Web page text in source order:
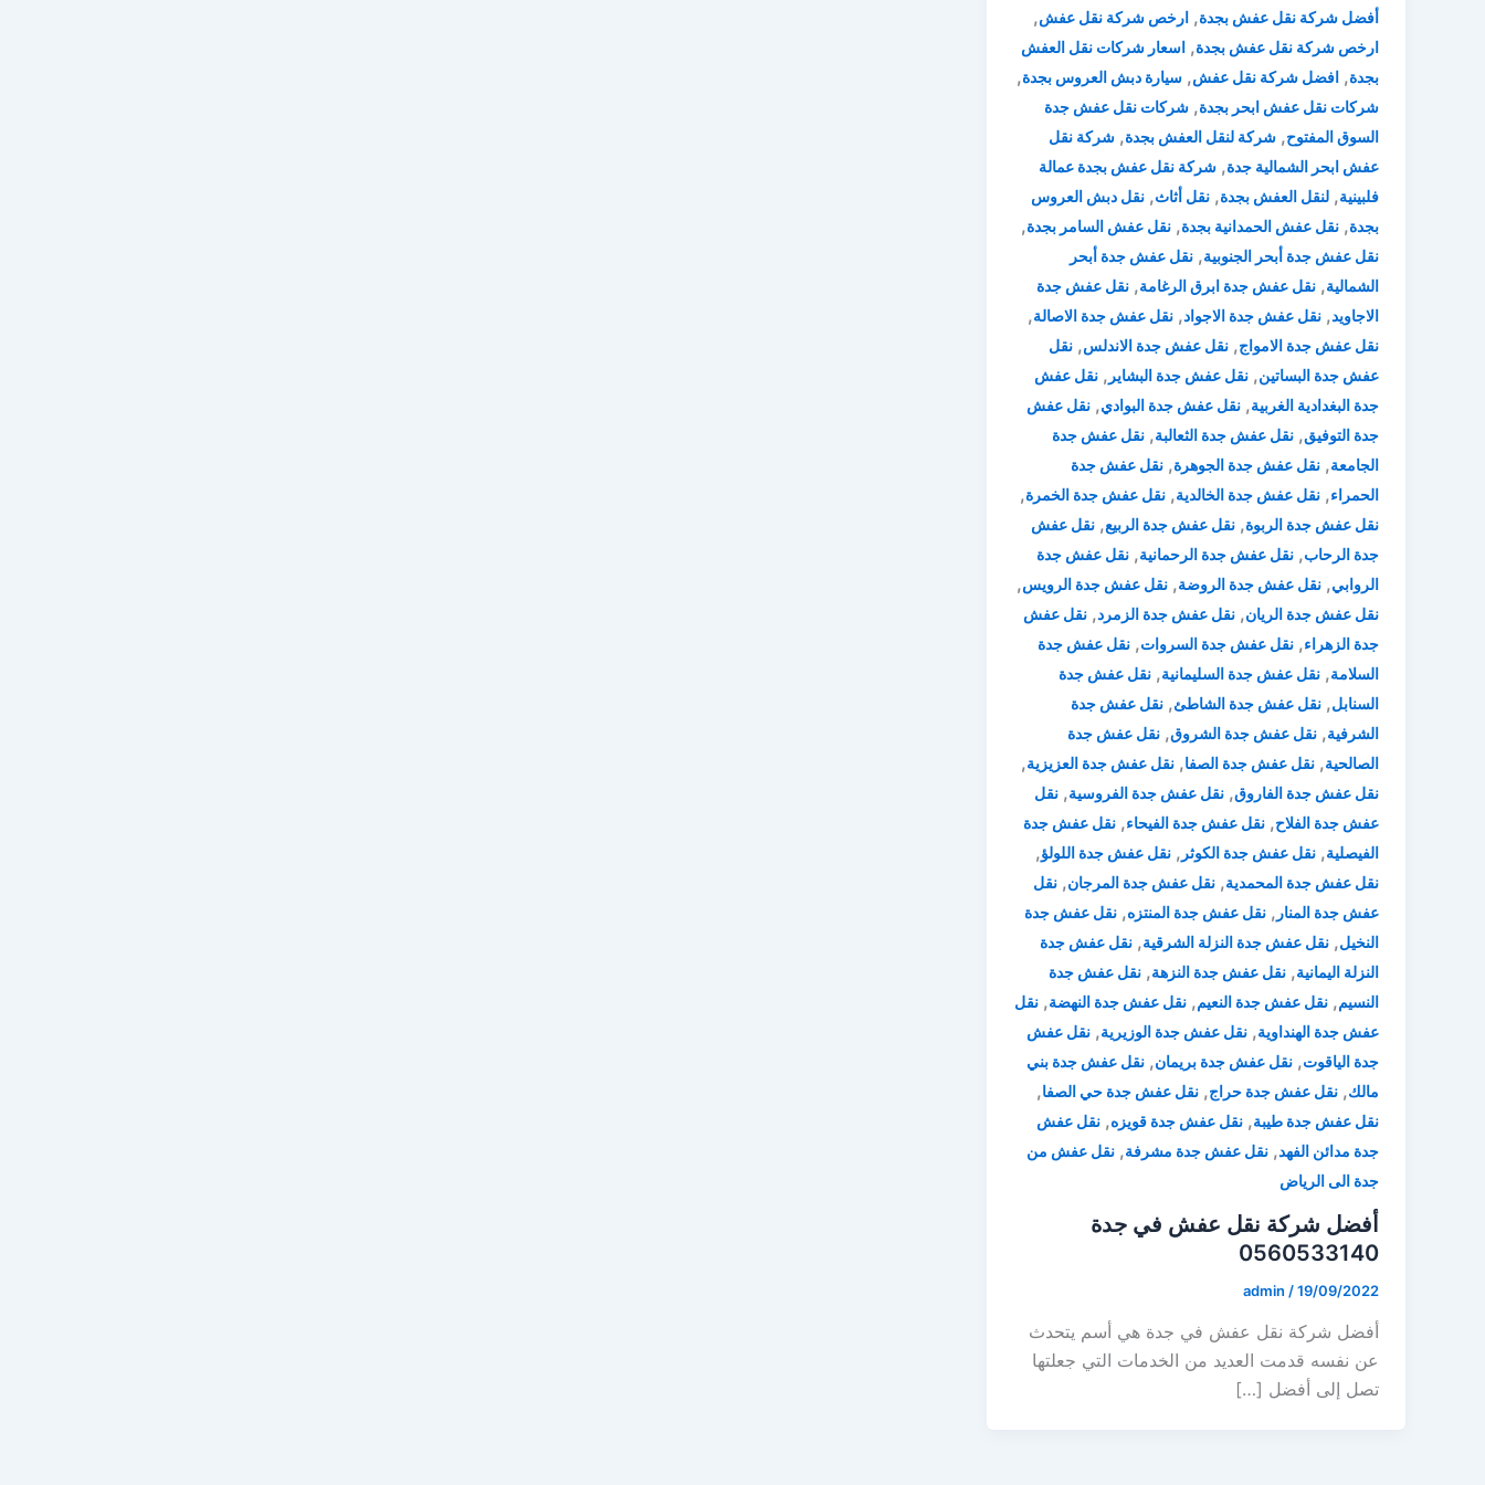
أفضل شركة نقل عفش بجدة, ارخص شركة نقل عفش,
ارخص شركة نقل عفش بجدة, اسعار شركات نقل العفش
بجدة, افضل شركة نقل عفش, سيارة دبش العروس بجدة,
شركات نقل عفش ابحر بجدة, شركات نقل عفش جدة
السوق المفتوح, شركة لنقل العفش بجدة, شركة نقل
عفش ابحر الشمالية جدة, شركة نقل عفش بجدة عمالة
فلبينية, لنقل العفش بجدة, نقل أثاث, نقل دبش العروس
بجدة, نقل عفش الحمدانية بجدة, نقل عفش السامر بجدة,
نقل عفش جدة أبحر الجنوبية, نقل عفش جدة أبحر
الشمالية, نقل عفش جدة ابرق الرغامة, نقل عفش جدة
الاجاويد, نقل عفش جدة الاجواد, نقل عفش جدة الاصالة,
نقل عفش جدة الامواج, نقل عفش جدة الاندلس, نقل
عفش جدة البساتين, نقل عفش جدة البشاير , نقل عفش
جدة البغدادية الغربية, نقل عفش جدة البوادي, نقل عفش
جدة التوفيق, نقل عفش جدة الثعالبة, نقل عفش جدة
الجامعة, نقل عفش جدة الجوهرة, نقل عفش جدة
الحمراء, نقل عفش جدة الخالدية, نقل عفش جدة الخمرة,
نقل عفش جدة الربوة, نقل عفش جدة الربيع, نقل عفش
جدة الرحاب, نقل عفش جدة الرحمانية, نقل عفش جدة
الروابي, نقل عفش جدة الروضة, نقل عفش جدة الرويس,
نقل عفش جدة الريان, نقل عفش جدة الزمرد, نقل عفش
جدة الزهراء, نقل عفش جدة السروات, نقل عفش جدة
السلامة, نقل عفش جدة السليمانية, نقل عفش جدة
السنابل, نقل عفش جدة الشاطئ, نقل عفش جدة
الشرفية, نقل عفش جدة الشروق, نقل عفش جدة
الصالحية, نقل عفش جدة الصفا, نقل عفش جدة العزيزية,
نقل عفش جدة الفاروق, نقل عفش جدة الفروسية, نقل
عفش جدة الفلاح, نقل عفش جدة الفيحاء, نقل عفش جدة
الفيصلية, نقل عفش جدة الكوثر , نقل عفش جدة اللولؤ,
نقل عفش جدة المحمدية, نقل عفش جدة المرجان, نقل
عفش جدة المنار , نقل عفش جدة المنتزه, نقل عفش جدة
النخيل, نقل عفش جدة النزلة الشرقية, نقل عفش جدة
النزلة اليمانية, نقل عفش جدة النزهة, نقل عفش جدة
النسيم, نقل عفش جدة النعيم, نقل عفش جدة النهضة, نقل
عفش جدة الهنداوية, نقل عفش جدة الوزيرية, نقل عفش
جدة الياقوت, نقل عفش جدة بريمان, نقل عفش جدة بني
مالك, نقل عفش جدة حراج, نقل عفش جدة حي الصفا,
نقل عفش جدة طيبة, نقل عفش جدة قويزه, نقل عفش
جدة مدائن الفهد, نقل عفش جدة مشرفة, نقل عفش من
جدة الى الرياض
أفضل شركة نقل عفش في جدة
0560533140
admin /19/09/2022
أفضل شركة نقل عفش في جدة هي أسم يتحدث
عن نفسه قدمت العديد من الخدمات التي جعلتها
تصل إلى أفضل […]